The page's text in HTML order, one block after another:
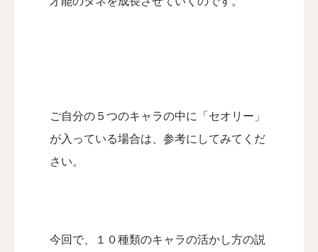
ご自分の５つのキャラの中に「セオリー」
が入っている場合は、参考にしてみてくだ
さい。
今回で、１０種類のキャラの活かし方の説